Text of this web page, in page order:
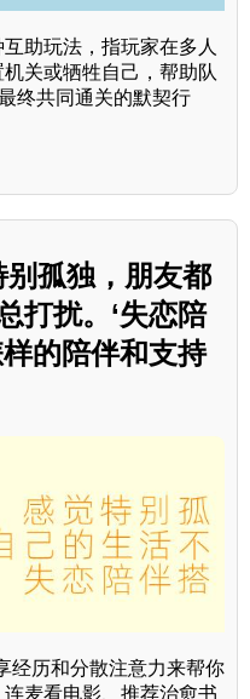
助玩法，指玩家在多人
关或牺牲自己，帮助队
终共同通关的默契行
孤独，朋友都
打扰。‘失恋陪
的陪伴和支持
经历和分散注意力来帮你
麦看电影、推荐治愈书